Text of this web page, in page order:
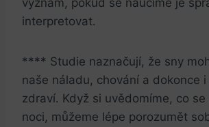
interpretovat.
**** Studie naznačují, že sny
naše náladu, chování a dokonce
zdraví. Když si uvědomíme, co
noci, můžeme lépe porozumět